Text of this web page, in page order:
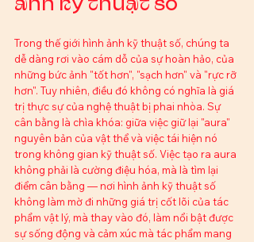
ảnh kỹ thuật số
Trong thế giới hình ảnh kỹ thuật số, chúng ta
dễ dàng rơi vào cám dỗ của sự hoàn hảo, của
những bức ảnh "tốt hơn", "sạch hơn" và "rực rỡ
hơn". Tuy nhiên, điều đó không có nghĩa là giá
trị thực sự của nghệ thuật bị phai nhòa. Sự
cân bằng là chìa khóa: giữa việc giữ lại "aura"
nguyên bản của vật thể và việc tái hiện nó
trong không gian kỹ thuật số. Việc tạo ra aura
không phải là cường điệu hóa, mà là tìm lại
điểm cân bằng — nơi hình ảnh kỹ thuật số
không làm mờ đi những giá trị cốt lõi của tác
phẩm vật lý, mà thay vào đó, làm nổi bật được
sự sống động và cảm xúc mà tác phẩm mang